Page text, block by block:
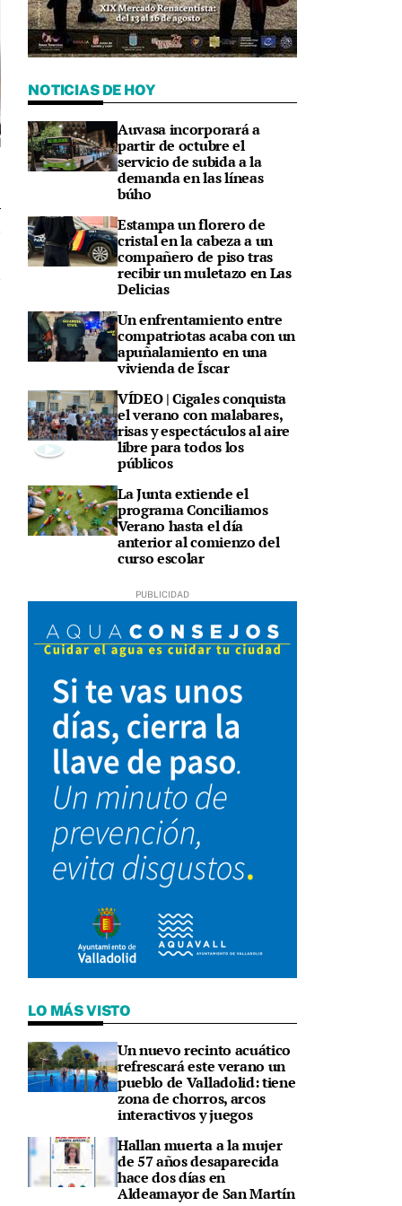
NOTICIAS DE HOY
Auvasa incorporará a
partir de octubre el
servicio de subida a la
demanda en las líneas
búho
Estampa un florero de
cristal en la cabeza a un
compañero de piso tras
recibir un muletazo en Las
Delicias
Un enfrentamiento entre
compatriotas acaba con un
apuñalamiento en una
vivienda de Íscar
VÍDEO | Cigales conquista
el verano con malabares,
risas y espectáculos al aire
libre para todos los
públicos
La Junta extiende el
programa Conciliamos
Verano hasta el día
anterior al comienzo del
curso escolar
LO MÁS VISTO
Un nuevo recinto acuático
refrescará este verano un
pueblo de Valladolid: tiene
zona de chorros, arcos
interactivos y juegos
Hallan muerta a la mujer
de 57 años desaparecida
hace dos días en
Aldeamayor de San Martín